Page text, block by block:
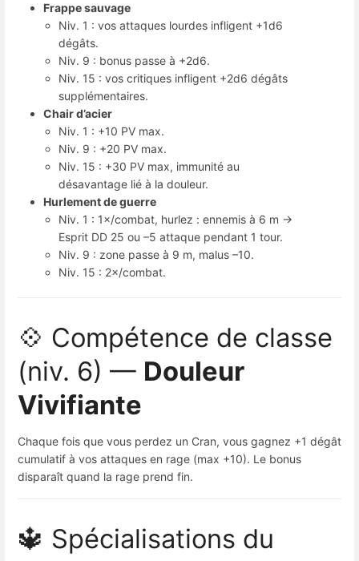
Frappe sauvage
Niv. 1 : vos attaques lourdes infligent +1d6
dégâts.
Niv. 9 : bonus passe à +2d6.
Niv. 15 : vos critiques infligent +2d6 dégâts
supplémentaires.
Chair d’acier
Niv. 1 : +10 PV max.
Niv. 9 : +20 PV max.
Niv. 15 : +30 PV max, immunité au
désavantage lié à la douleur.
Hurlement de guerre
Niv. 1 : 1×/combat, hurlez : ennemis à 6 m →
Esprit DD 25 ou –5 attaque pendant 1 tour.
Niv. 9 : zone passe à 9 m, malus –10.
Niv. 15 : 2×/combat.
💠 Compétence de classe
(niv. 6) — Douleur
Vivifiante
Chaque fois que vous perdez un Cran, vous gagnez +1 dégât
cumulatif à vos attaques en rage (max +10). Le bonus
disparaît quand la rage prend fin.
🔱 Spécialisations du